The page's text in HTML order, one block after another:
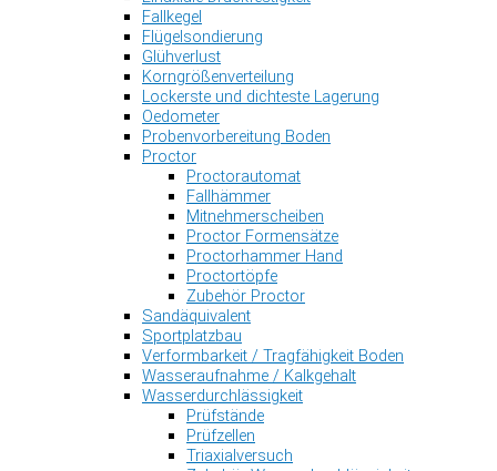
Fallkegel
Flügelsondierung
Glühverlust
Korngrößenverteilung
Lockerste und dichteste Lagerung
Oedometer
Probenvorbereitung Boden
Proctor
Proctorautomat
Fallhämmer
Mitnehmerscheiben
Proctor Formensätze
Proctorhammer Hand
Proctortöpfe
Zubehör Proctor
Sandäquivalent
Sportplatzbau
Verformbarkeit / Tragfähigkeit Boden
Wasseraufnahme / Kalkgehalt
Wasserdurchlässigkeit
Prüfstände
Prüfzellen
Triaxialversuch